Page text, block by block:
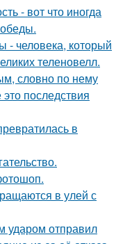
- вот что иногда
- человека, который
теленовелл.
словно по нему
последствия
в
в улей с
ударом отправил